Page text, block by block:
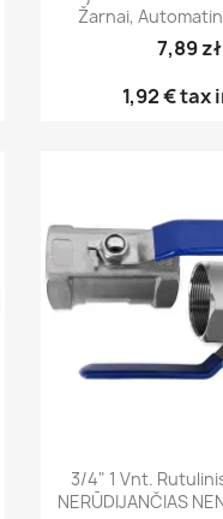
Žarnai,
7,89 zł
1,92 €tax
Greita
3/4" 1 Vnt.
NERŪDIJANČIAS